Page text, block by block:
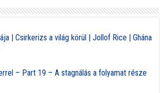
| Csirkerizs a világ körül | Jollof Rice | Ghána
– Part 19 – A stagnálás a folyamat része